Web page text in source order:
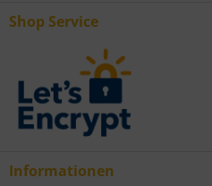
Shop Service
Informationen